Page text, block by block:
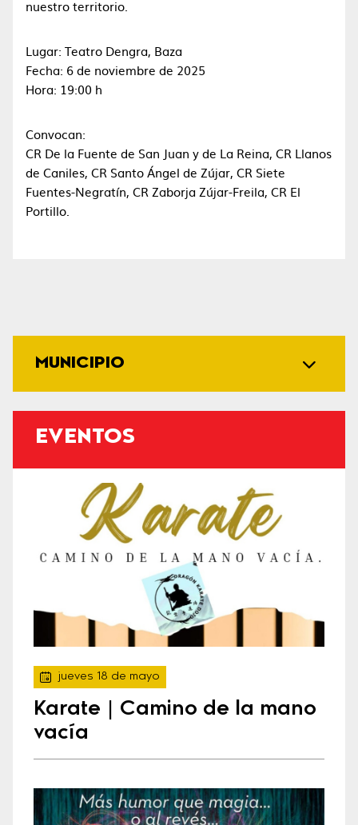
MUNICIPIO
EVENTOS
jueves 18 de mayo
Karate | Camino de la mano
vacía
nuestro territorio.
Lugar: Teatro Dengra, Baza
Fecha: 6 de noviembre de 2025
Hora: 19:00 h
Convocan:
CR De la Fuente de San Juan y de La Reina, CR Llanos
de Caniles, CR Santo Ángel de Zújar, CR Siete
Fuentes-Negratín, CR Zaborja Zújar-Freila, CR El
Portillo.